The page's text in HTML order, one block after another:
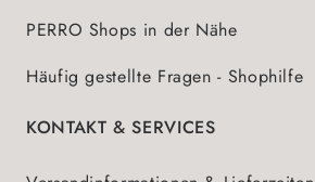
PERRO Shops in der Nähe
Häufig gestellte Fragen - Shophilfe
KONTAKT & SERVICES